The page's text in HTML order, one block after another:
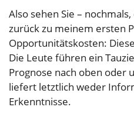
Also sehen Sie –
zurück zu meinem ersten
Opportunitätskosten:
Die Leute führen ein
Prognose nach oben oder
liefert letztlich weder
Erkenntnisse.